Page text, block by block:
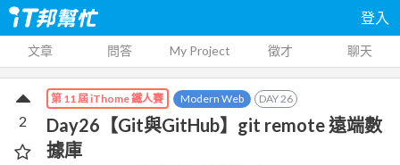
登入
文章 問答 My Project 徵才 聊天
第 11 屆 iThome 鐵人賽 Modern Web DAY26
Day26【Git與GitHub】git remote 遠端數
據庫
2